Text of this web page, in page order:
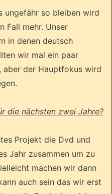
ungefähr so bleiben wird
Fall mehr. Unser
in denen deutsch
wir mal ein paar
aber der Hauptfokus wird
die nächsten zwei Jahre?
Projekt die Dvd und
Jahr zusammen um zu
machen wir dann
auch sein das wir erst